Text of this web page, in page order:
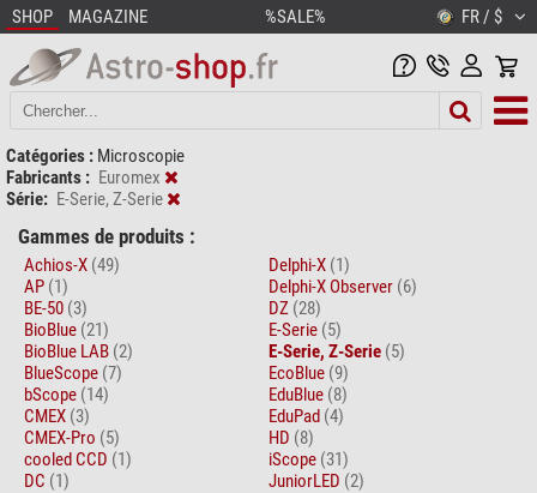
SHOP MAGAZINE %SALE% FR / $
Catégories : Microscopie
Fabricants : Euromex
Série: E-Serie, Z-Serie
Gammes de produits :
Achios-X (49)
AP (1)
BE-50 (3)
BioBlue (21)
BioBlue LAB (2)
BlueScope (7)
bScope (14)
CMEX (3)
CMEX-Pro (5)
cooled CCD (1)
DC (1)
Delphi-X (1)
Delphi-X Observer (6)
DZ (28)
E-Serie (5)
E-Serie, Z-Serie (5)
EcoBlue (9)
EduBlue (8)
EduPad (4)
HD (8)
iScope (31)
JuniorLED (2)